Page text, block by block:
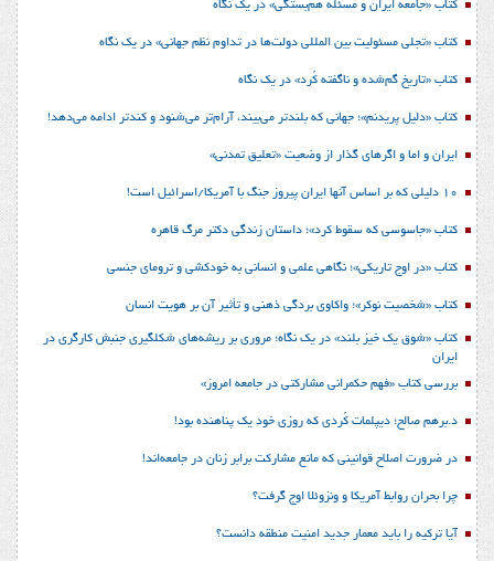
کتاب «جامعه ایران و مسئله هم‌بستگی» در یک نگاه
کتاب «تجلی مسئولیت بین المللی دولت‌ها در تداوم نظم جهانی» در یک نگاه
کتاب «تاریخ گم‌شده و ناگفته کُرد» در یک نگاه
کتاب «دلیل پریدنم»؛ جهانی که بلندتر می‌بیند، آرام‌تر می‌شنود و کندتر ادامه می‌دهد!
ایران و اما و اگرهای گذار از وضعیت «تعلیق تمدنی»
10 دلیلی که بر اساس آنها ایران پیروز جنگ با آمریکا/اسرائیل است!
کتاب «جاسوسی که سقوط کرد»؛ داستان زندگی دکتر مرگ قاهره
کتاب «در اوج تاریکی»؛ نگاهی علمی و انسانی به خودکشی و ترومای جنسی
کتاب «شخصیت نوکر»؛ واکاوی بردگی ذهنی و تأثیر آن بر هویت انسان
کتاب «شوق یک خیز بلند» در یک نگاه؛ مروری بر ریشه‌های شکل‎گیری جنبش کارگری در
ایران
بررسی کتاب «فهم حکمرانی مشارکتی در جامعه امروز»
د.برهم صالح؛ دیپلمات کُردی که روزی خود یک پناهنده بود!
در ضرورت اصلاح قوانینی که مانع مشارکت برابر زنان در جامعه‌اند!
چرا بحران روابط آمریکا و ونزوئلا اوج گرفت؟
آیا ترکیه را باید معمار جدید امنیت منطقه دانست؟